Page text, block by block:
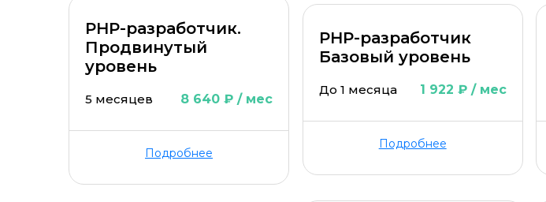
PHP-разработчик.
Продвинутый
уровень
5 месяцев 8 640 ₽ / мес
Подробнее
PHP-разработчик
Базовый уровень
До 1 месяца 1 922 ₽ / мес
Подробнее